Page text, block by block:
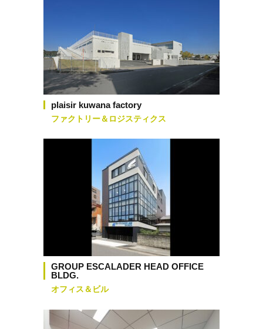
plaisir kuwana factory
ファクトリー＆ロジスティクス
GROUP ESCALADER HEAD OFFICE
BLDG.
オフィス＆ビル